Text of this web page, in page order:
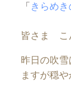
「 きらめき
皆さま こ
昨日の吹雪
ますが穏や